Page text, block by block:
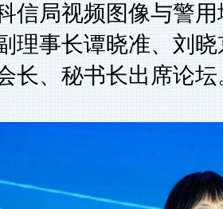
局视频图像与警用
理事长谭晓准、刘
长、秘书长出席论